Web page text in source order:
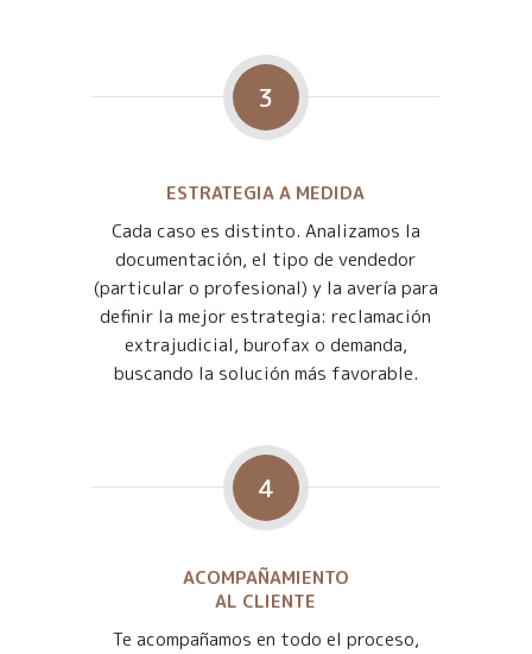
3
ESTRATEGIA A MEDIDA
Cada caso es distinto. Analizamos la
documentación, el tipo de vendedor
(particular o profesional) y la avería para
definir la mejor estrategia: reclamación
extrajudicial, burofax o demanda,
buscando la solución más favorable.
4
ACOMPAÑAMIENTO
AL CLIENTE
Te acompañamos en todo el proceso,